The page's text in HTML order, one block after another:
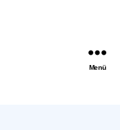
Menü